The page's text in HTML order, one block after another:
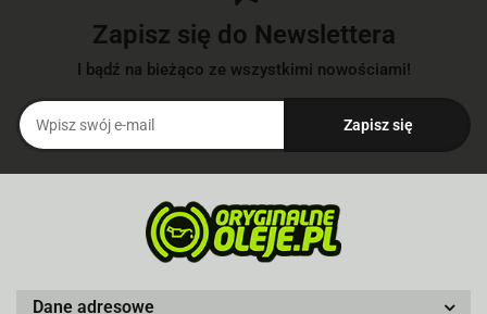
Zapisz się do Newslettera
I bądź na bieżąco ze wszystkimi nowościami!
Dane adresowe